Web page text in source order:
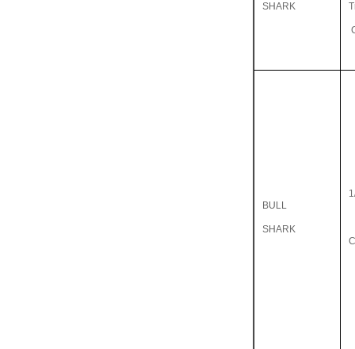
SHARK
BULL
SHARK